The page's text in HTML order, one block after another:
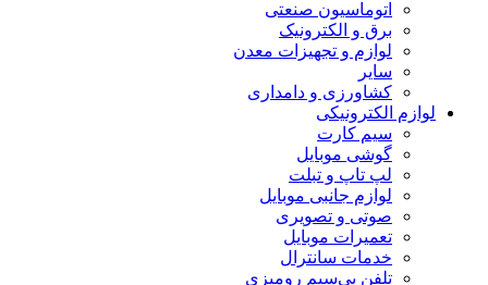
اتوماسیون صنعتی
برق و الکترونیک
لوازم و تجهیزات معدن
سایر
کشاورزی و دامداری
لوازم الکترونیکی
سیم کارت
گوشی موبایل
لپ تاپ و تبلت
لوازم جانبی موبایل
صوتی و تصویری
تعمیرات موبایل
خدمات سانترال
تلفن بی‌سیم رومیزی